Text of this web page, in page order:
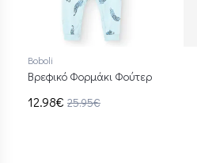
Boboli
Βρεφικό Φορμάκι Φούτερ
12.98€ 25.95€